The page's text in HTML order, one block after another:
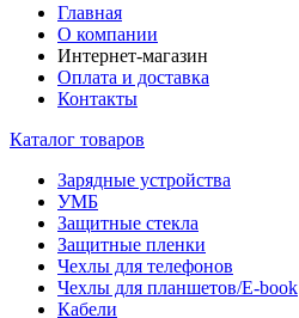
Главная
О компании
Интернет-магазин
Оплата и доставка
Контакты
Каталог товаров
Зарядные устройства
УМБ
Защитные стекла
Защитные пленки
Чехлы для телефонов
Чехлы для планшетов/E-book
Кабели